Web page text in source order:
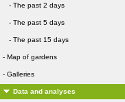
- The past 2 days
- The past 5 days
- The past 15 days
- Map of gardens
- Galleries
Data and analyses